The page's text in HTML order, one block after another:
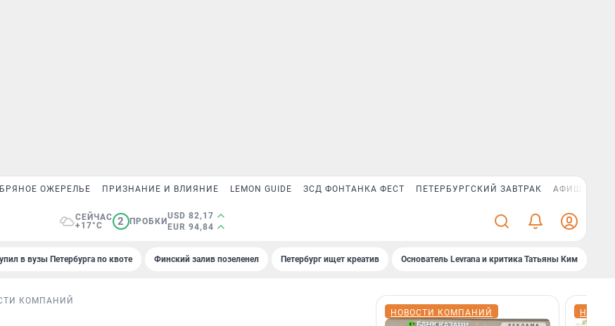
ОЖЕРЕЛЬЕ ПРИЗНАНИЕ И ВЛИЯНИЕ LEMON GUIDE ЗСД ФОНТАНКА ФЕСТ ПЕТЕРБУРГСКИЙ ЗАВТРАК АФИША PLUS
СЕЙЧАС
+17°C
2 ПРОБКИ
USD 82,17
EUR 94,84
в вузы Петербурга по квоте Финский залив позеленел Петербург ищет креатив Основатель Levrana и критика Татьяны Ким
КОМПАНИЙ
НОВОСТИ КОМПАНИЙ